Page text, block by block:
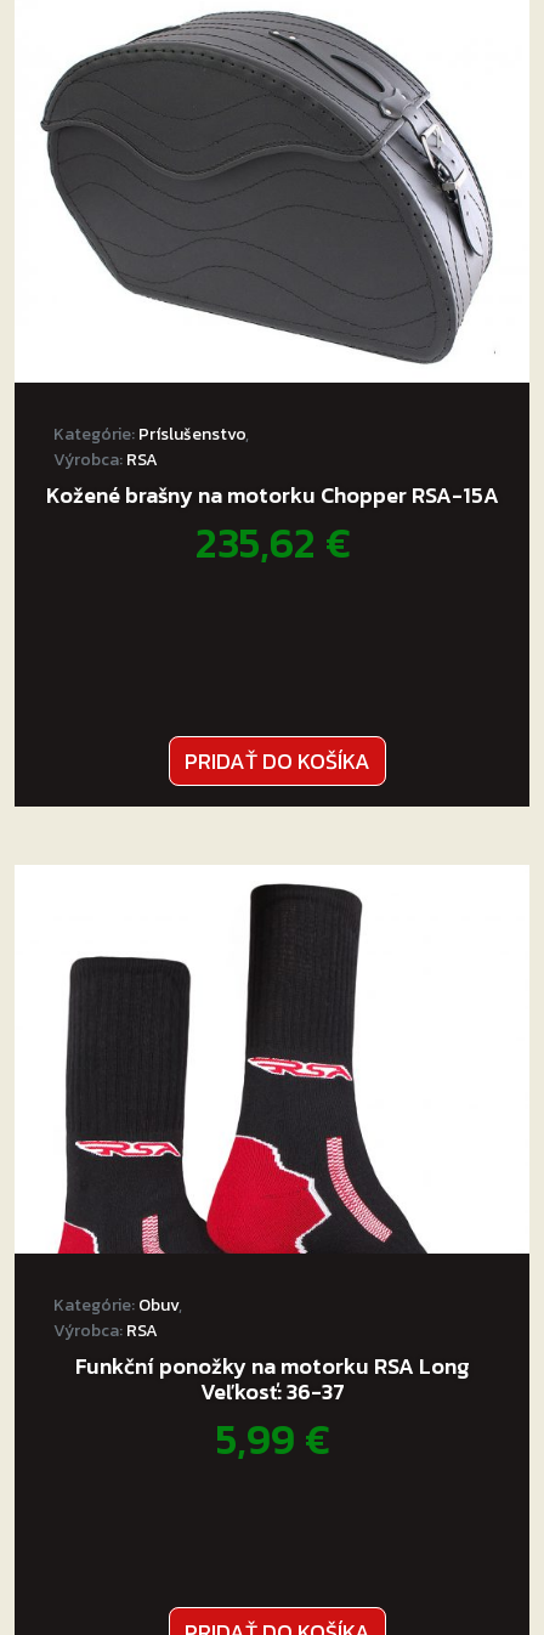
Kategórie:Príslušenstvo,
Výrobca:RSA
Kožené brašny na motorku Chopper RSA-15A
235,62 €
PRIDAŤ DO KOŠÍKA
Kategórie:Obuv,
Výrobca:RSA
Funkční ponožky na motorku RSA Long
Veľkosť: 36-37
5,99€